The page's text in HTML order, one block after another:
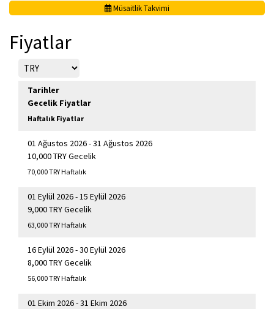
Müsaitlik Takvimi
Fiyatlar
Tarihler
Gecelik Fiyatlar
Haftalık Fiyatlar
01 Ağustos 2026 - 31 Ağustos 2026
10,000 TRY Gecelik
70,000 TRY Haftalık
01 Eylül 2026 - 15 Eylül 2026
9,000 TRY Gecelik
63,000 TRY Haftalık
16 Eylül 2026 - 30 Eylül 2026
8,000 TRY Gecelik
56,000 TRY Haftalık
01 Ekim 2026 - 31 Ekim 2026